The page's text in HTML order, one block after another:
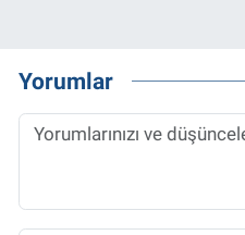
Yorumlar